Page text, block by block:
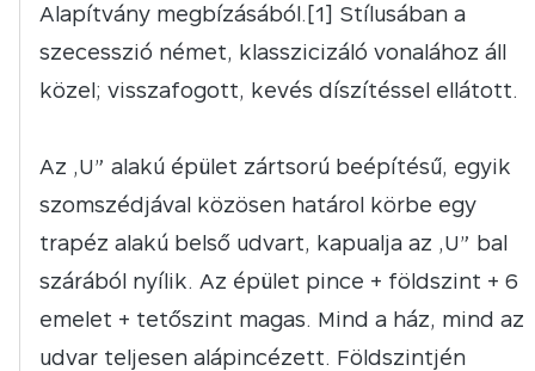
Alapítvány megbízásából.[1] Stílusában a
szecesszió német, klasszicizáló vonalához áll
közel; visszafogott, kevés díszítéssel ellátott.
Az „U” alakú épület zártsorú beépítésű, egyik
szomszédjával közösen határol körbe egy
trapéz alakú belső udvart, kapualja az „U” bal
szárából nyílik. Az épület pince + földszint + 6
emelet + tetőszint magas. Mind a ház, mind az
udvar teljesen alápincézett. Földszintjén